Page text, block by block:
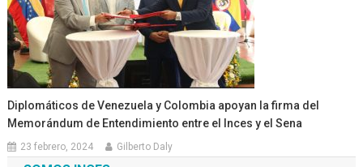
Diplomáticos de Venezuela y Colombia apoyan la firma del
Memorándum de Entendimiento entre el Inces y el Sena
23 febrero, 2024 Gilberto Daly